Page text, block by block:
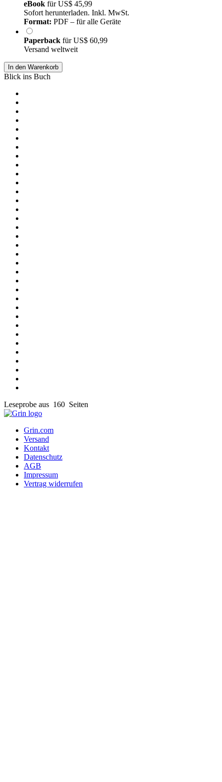
eBook fürUS$ 45,99
Sofort herunterladen. Inkl. MwSt.
Format: PDF – für alle Geräte
Paperback fürUS$ 60,99
Versand weltweit
In den Warenkorb
Blick ins Buch
Leseprobe aus 160 Seiten
Grin.com
Versand
Kontakt
Datenschutz
AGB
Impressum
Vertrag widerrufen